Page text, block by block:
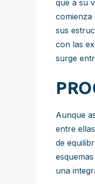
que a su
comienza
sus
con las
surge
Aunque
entre
de
una